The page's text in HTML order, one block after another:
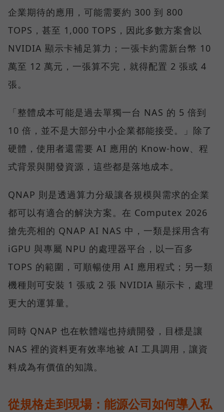
企業期待的應用，可能需要約 300 到 800
TOPS，甚至 1,000 TOPS，因此多數方案會以
NVIDIA 顯示卡補足算力；一張卡約需新台幣 10
萬至 12 萬元，一張算不完，就得配置 2 張或 4
張。
「整體成本可能是過去單獨一台 NAS 的 5 倍到
10 倍，並不是大部分中小企業都能接受。」除了
硬體，使用者還需要 AI 應用的 Know-how、程
式背景與開發資源，這些都是落地成本。
QNAP 則是透過算力分級讓各規模與需求的企業
都可以有適合的解決方案。在 Computex 2026
搶先亮相的 QNAP AI NAS 中，一類是採用含有
iGPU 與專屬 NPU 的處理器平台，以一百多
TOPS 的範圍，可順暢使用 AI 應用程式；另一類
機種則可安裝 1 張或 2 張 NVIDIA 顯示卡，處理
更大的運算量。
同時 QNAP 也在軟體端也持續開發，目標是讓
NAS 裡的資料更有效率地被 AI 工具調用，讓資
料成為有價值的知識。
從規格走到現場：能源公司如何導入私